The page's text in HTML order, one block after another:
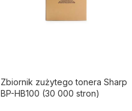
Zbiornik zużytego tonera Sharp
BP-HB100 (30 000 stron)